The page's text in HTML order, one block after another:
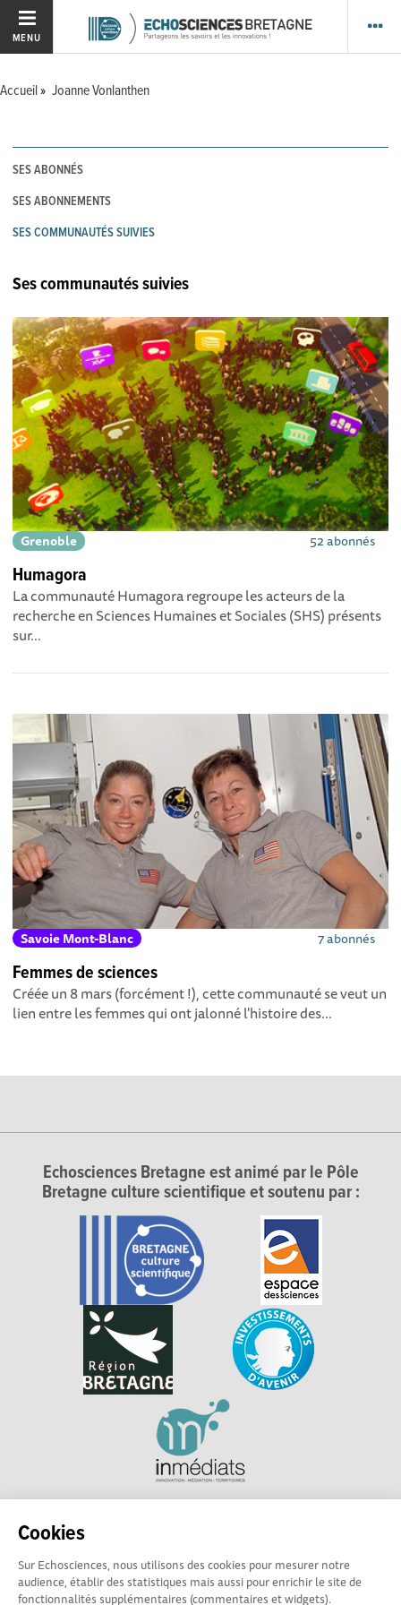
Cookies
Sur Echosciences, nous utilisons des cookies pour mesurer notre
audience, établir des statistiques mais aussi pour enrichir le site de
fonctionnalités supplémentaires (commentaires et widgets).
MENU
Accueil Joanne Vonlanthen
SES ABONNÉS
SES ABONNEMENTS
SES COMMUNAUTÉS SUIVIES
Ses communautés suivies
Grenoble 52 abonnés
Humagora
La communauté Humagora regroupe les acteurs de la
recherche en Sciences Humaines et Sociales (SHS) présents
sur...
Savoie Mont-Blanc 7 abonnés
Femmes de sciences
Créée un 8 mars (forcément !), cette communauté se veut un
lien entre les femmes qui ont jalonné l'histoire des...
Echosciences Bretagne est animé par le Pôle
Bretagne culture scientifique et soutenu par :
Explorer, s’exprimer, rentrer en contact : Echosciences
Bretagne est le réseau social des amateurs et passionnés de
sciences et de technologies en Bretagne.
Les contenus sont sous Licence Creative Commons Attribution - Pas d'Utilisation